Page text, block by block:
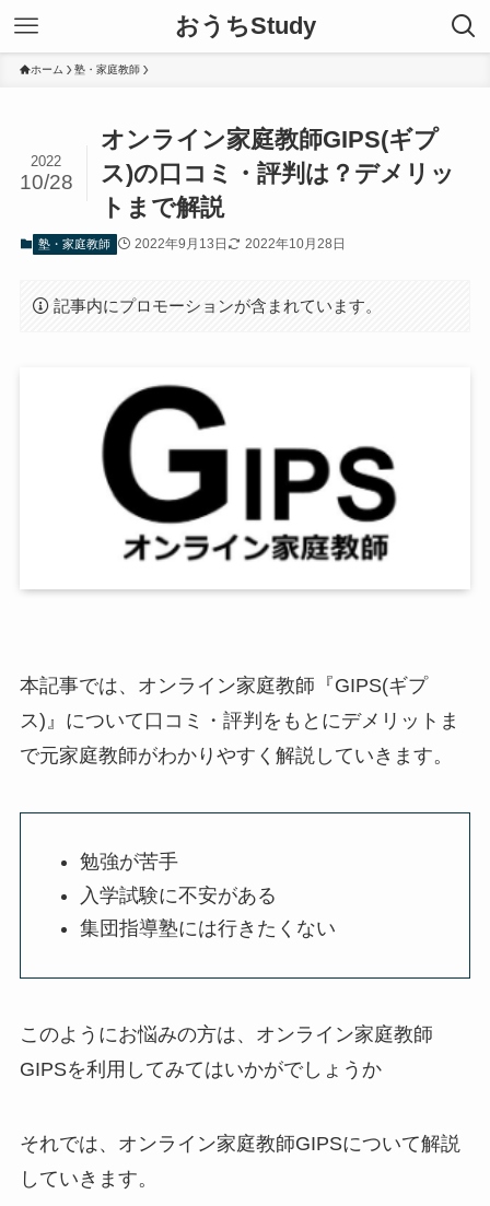
おうちStudy
ホーム 塾・家庭教師
オンライン家庭教師GIPS(ギプ
ス)の口コミ・評判は？デメリッ
トまで解説
2022
10/28
塾・家庭教師 2022年9月13日 2022年10月28日
記事内にプロモーションが含まれています。
本記事では、オンライン家庭教師『GIPS(ギプ
ス)』について口コミ・評判をもとにデメリットま
で元家庭教師がわかりやすく解説していきます。
勉強が苦手
入学試験に不安がある
集団指導塾には行きたくない
このようにお悩みの方は、オンライン家庭教師
GIPSを利用してみてはいかがでしょうか
それでは、オンライン家庭教師GIPSについて解説
していきます。